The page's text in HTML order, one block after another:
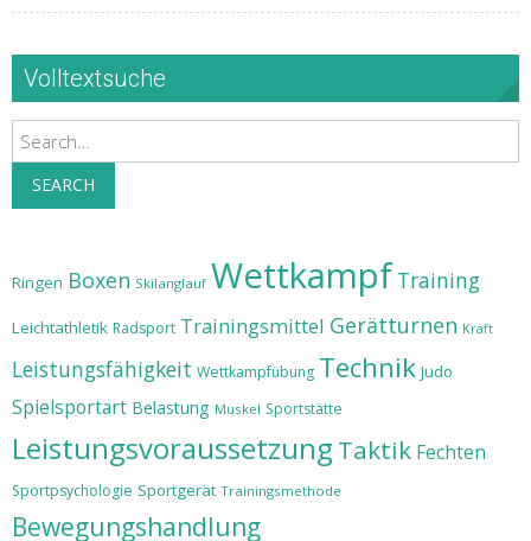
Volltextsuche
Search
SEARCH
Ringen Boxen Skilanglauf Wettkampf Training
Leichtathletik Radsport Trainingsmittel Gerätturnen Kraft
Leistungsfähigkeit Wettkampfübung Technik Judo
Spielsportart Belastung Muskel Sportstätte
Leistungsvoraussetzung Taktik Fechten
Sportpsychologie Sportgerät Trainingsmethode
Bewegungshandlung